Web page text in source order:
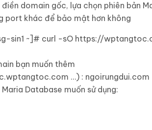
domain gốc, lựa chọn phiên bản
port khác để bảo mật hơn không
sin1 ~] # curl -sO https://
bạn muốn thêm
wptangtoc.com …) : ngoirungdui.com
Database muốn sử dụng: